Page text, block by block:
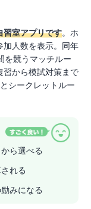
習室アプリです。ホ
加人数を表示。同年
を競うマッチルー
習から模試対策まで
シークレットルー
ら選べる
れる
みになる